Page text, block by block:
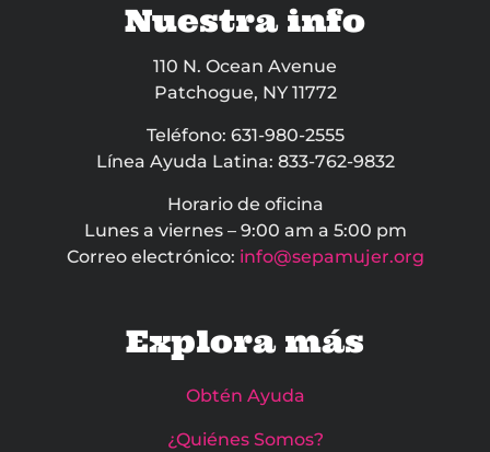
Nuestra info
110 N. Ocean Avenue
Patchogue, NY 11772
Teléfono: 631-980-2555
Línea Ayuda Latina: 833-762-9832
Horario de oficina
Lunes a viernes – 9:00 am a 5:00 pm
Correo electrónico: info@sepamujer.org
Explora más
Obtén Ayuda
¿Quiénes Somos?